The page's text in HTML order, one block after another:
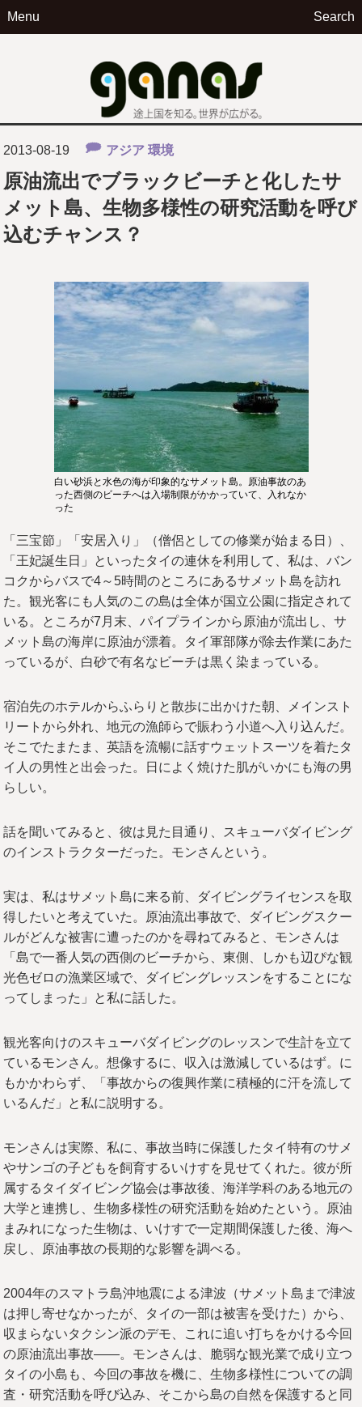
Menu Search
2013-08-19 アジア 環境
原油流出でブラックビーチと化したサ
メット島、生物多様性の研究活動を呼び
込むチャンス？
白い砂浜と水色の海が印象的なサメット島。原油事故のあ
った西側のビーチへは入場制限がかかっていて、入れなか
った
「三宝節」「安居入り」（僧侶としての修業が始まる日）、
「王妃誕生日」といったタイの連休を利用して、私は、バン
コクからバスで4～5時間のところにあるサメット島を訪れ
た。観光客にも人気のこの島は全体が国立公園に指定されて
いる。ところが7月末、パイプラインから原油が流出し、サ
メット島の海岸に原油が漂着。タイ軍部隊が除去作業にあた
っているが、白砂で有名なビーチは黒く染まっている。
宿泊先のホテルからふらりと散歩に出かけた朝、メインスト
リートから外れ、地元の漁師らで賑わう小道へ入り込んだ。
そこでたまたま、英語を流暢に話すウェットスーツを着たタ
イ人の男性と出会った。日によく焼けた肌がいかにも海の男
らしい。
話を聞いてみると、彼は見た目通り、スキューバダイビング
のインストラクターだった。モンさんという。
実は、私はサメット島に来る前、ダイビングライセンスを取
得したいと考えていた。原油流出事故で、ダイビングスクー
ルがどんな被害に遭ったのかを尋ねてみると、モンさんは
「島で一番人気の西側のビーチから、東側、しかも辺ぴな観
光色ゼロの漁業区域で、ダイビングレッスンをすることにな
ってしまった」と私に話した。
観光客向けのスキューバダイビングのレッスンで生計を立て
ているモンさん。想像するに、収入は激減しているはず。に
もかかわらず、「事故からの復興作業に積極的に汗を流して
いるんだ」と私に説明する。
モンさんは実際、私に、事故当時に保護したタイ特有のサメ
やサンゴの子どもを飼育するいけすを見せてくれた。彼が所
属するタイダイビング協会は事故後、海洋学科のある地元の
大学と連携し、生物多様性の研究活動を始めたという。原油
まみれになった生物は、いけすで一定期間保護した後、海へ
戻し、原油事故の長期的な影響を調べる。
2004年のスマトラ島沖地震による津波（サメット島まで津波
は押し寄せなかったが、タイの一部は被害を受けた）から、
収まらないタクシン派のデモ、これに追い打ちをかける今回
の原油流出事故――。モンさんは、脆弱な観光業で成り立つ
タイの小島も、今回の事故を機に、生物多様性についての調
査・研究活動を呼び込み、そこから島の自然を保護すると同